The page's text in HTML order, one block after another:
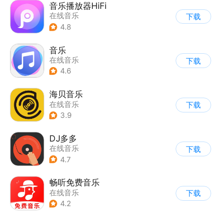
音乐播放器HiFi
在线音乐
4.8
下载
音乐
在线音乐
4.6
下载
海贝音乐
在线音乐
3.9
下载
DJ多多
在线音乐
4.7
下载
畅听免费音乐
在线音乐
4.2
下载